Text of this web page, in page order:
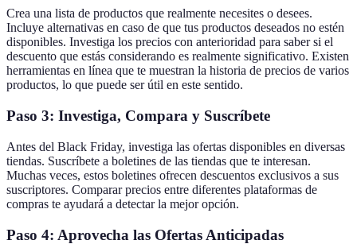
Crea una lista de productos que realmente necesites o desees.
Incluye alternativas en caso de que tus productos deseados no estén
disponibles. Investiga los precios con anterioridad para saber si el
descuento que estás considerando es realmente significativo. Existen
herramientas en línea que te muestran la historia de precios de varios
productos, lo que puede ser útil en este sentido.
Paso 3: Investiga, Compara y Suscríbete
Antes del Black Friday, investiga las ofertas disponibles en diversas
tiendas. Suscríbete a boletines de las tiendas que te interesan.
Muchas veces, estos boletines ofrecen descuentos exclusivos a sus
suscriptores. Comparar precios entre diferentes plataformas de
compras te ayudará a detectar la mejor opción.
Paso 4: Aprovecha las Ofertas Anticipadas